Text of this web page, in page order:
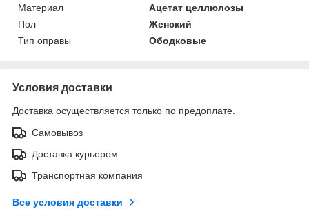
Материал
Ацетат целлюлозы
Пол
Женский
Тип оправы
Ободковые
Условия доставки
Доставка осуществляется только по предоплате.
Самовывоз
Доставка курьером
Транспортная компания
Все условия доставки